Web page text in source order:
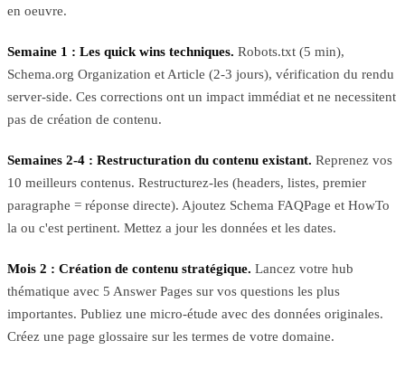
en oeuvre.
Semaine 1 : Les quick wins techniques. Robots.txt (5 min),
Schema.org Organization et Article (2-3 jours), vérification du rendu
server-side. Ces corrections ont un impact immédiat et ne necessitent
pas de création de contenu.
Semaines 2-4 : Restructuration du contenu existant. Reprenez vos
10 meilleurs contenus. Restructurez-les (headers, listes, premier
paragraphe = réponse directe). Ajoutez Schema FAQPage et HowTo
la ou c'est pertinent. Mettez a jour les données et les dates.
Mois 2 : Création de contenu stratégique. Lancez votre hub
thématique avec 5 Answer Pages sur vos questions les plus
importantes. Publiez une micro-étude avec des données originales.
Créez une page glossaire sur les termes de votre domaine.